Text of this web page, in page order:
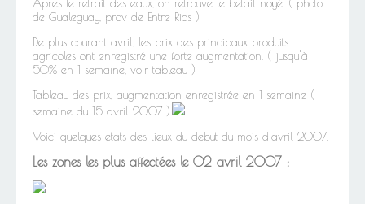
Apres le retrait des eaux, on retrouve le betail noyé. ( photo
de Gualeguay, prov de Entre Rios )
De plus courant avril, les prix des principaux produits
agricoles ont enregistré une forte augmentation. ( jusqu'à
50% en 1 semaine, voir tableau )
Tableau des prix, augmentation enregistrée en 1 semaine (
semaine du 15 avril 2007 ).
Voici quelques etats des lieux du debut du mois d'avril 2007.
Les zones les plus affectées le 02 avril 2007 :